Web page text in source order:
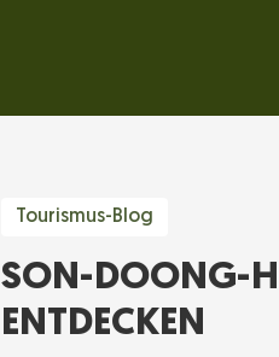
Tourismus-Blog
SON-DOONG-
NTDECKEN